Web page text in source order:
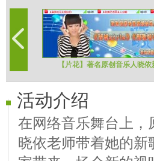
【片花】著名原创音乐人晓
活动介绍
在网络音乐舞台上，
晓依老师带着她的